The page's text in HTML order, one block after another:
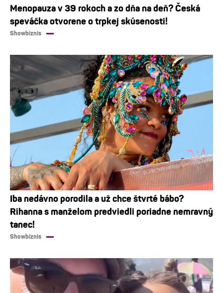
Menopauza v 39 rokoch a zo dňa na deň? Česká
speváčka otvorene o trpkej skúsenosti!
Showbiznis
Iba nedávno porodila a už chce štvrté bábo?
Rihanna s manželom predviedli poriadne nemravný
tanec!
Showbiznis